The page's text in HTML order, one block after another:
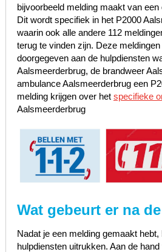
bijvoorbeeld melding maakt van
Dit wordt specifiek in het P2000
waarin ook alle andere 112
terug te vinden zijn. Deze
doorgegeven aan de hulpdiensten
Aalsmeerderbrug, de brandweer
ambulance Aalsmeerderbrug een
melding krijgen over het specifieke
Aalsmeerderbrug
Wat gebeurt er na
Nadat je een melding gemaakt
hulpdiensten uitrukken. Aan de